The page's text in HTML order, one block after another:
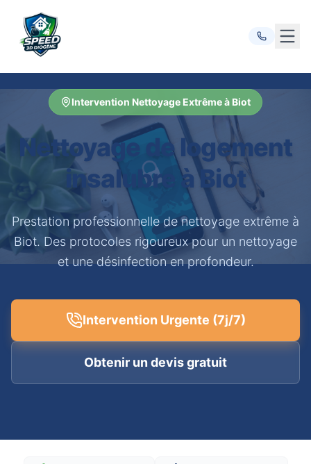
Intervention Nettoyage Extrême à Biot
Nettoyage de logement
insalubre à Biot
Prestation professionnelle de nettoyage extrême à
Biot. Des protocoles rigoureux pour un nettoyage
et une désinfection en profondeur.
Intervention Urgente (7j/7)
Obtenir un devis gratuit